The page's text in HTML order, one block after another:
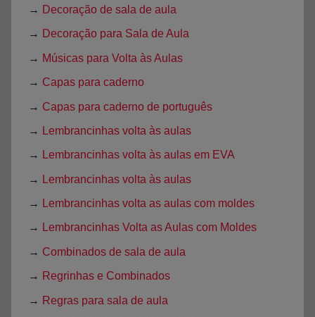
→ Decoração de sala de aula
→ Decoração para Sala de Aula
→ Músicas para Volta às Aulas
→ Capas para caderno
→ Capas para caderno de português
→ Lembrancinhas volta às aulas
→ Lembrancinhas volta às aulas em EVA
→ Lembrancinhas volta às aulas
→ Lembrancinhas volta as aulas com moldes
→ Lembrancinhas Volta as Aulas com Moldes
→ Combinados de sala de aula
→ Regrinhas e Combinados
→ Regras para sala de aula